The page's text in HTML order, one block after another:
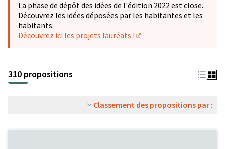
La phase de dépôt des idées de l'édition 2022 est close.
Découvrez les idées déposées par les habitantes et les
habitants.
Découvrez ici les projets lauréats !
310 propositions
Classement des propositions par :